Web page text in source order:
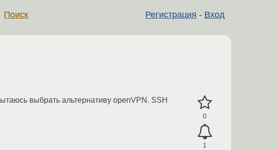
Регистрация - Вход
Поиск
0
1
выбрать альтернативу openVPN. SSH